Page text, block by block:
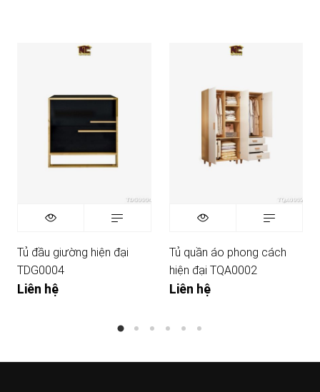
Tủ đầu giường hiện đại
TDG0004
Liên hệ
Tủ quần áo phong cách
hiện đại TQA0002
Liên hệ